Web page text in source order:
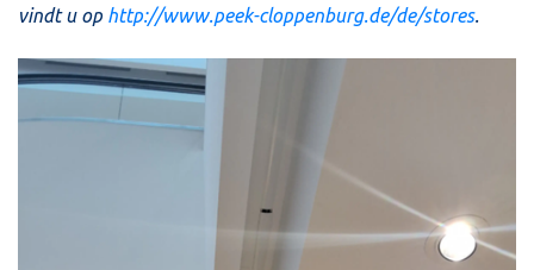
vindt u op http://www.peek-cloppenburg.de/de/stores.